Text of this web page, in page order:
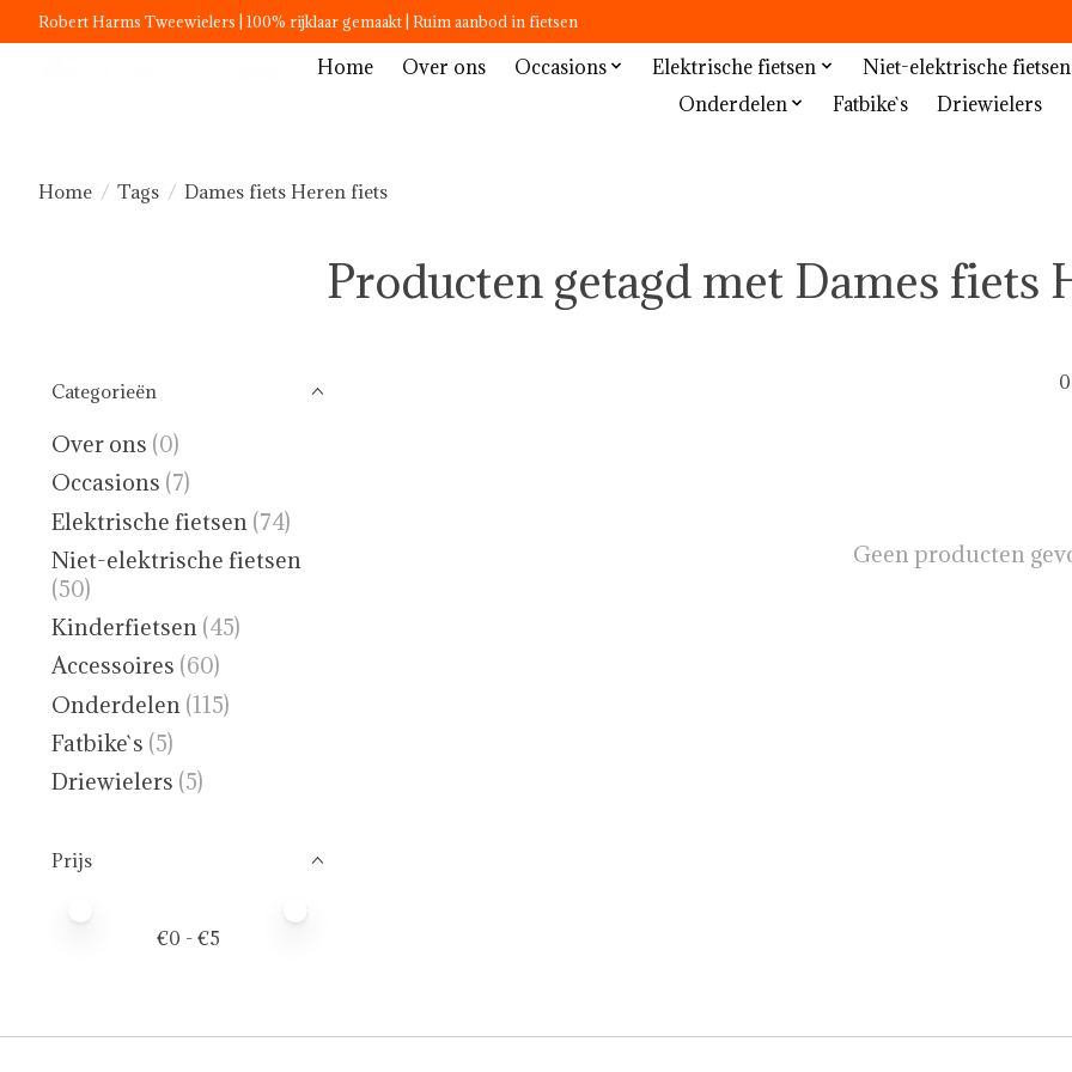
Robert Harms Tweewielers | 100% rijklaar gemaakt | Ruim aanbod in fietsen
Home Over ons Occasions Elektrische fietsen Niet-elektrische fietsen
Onderdelen
Fatbike`s Driewielers
Home / Tags / Dames fiets Heren fiets
Producten getagd met Dames fiets
Categorieën
Over ons (0)
Occasions (7)
Elektrische fietsen (74)
Niet-elektrische fietsen
(50)
Kinderfietsen (45)
Accessoires (60)
Onderdelen (115)
Fatbike`s (5)
Driewielers (5)
Prijs
€0 - €5
Geen producten